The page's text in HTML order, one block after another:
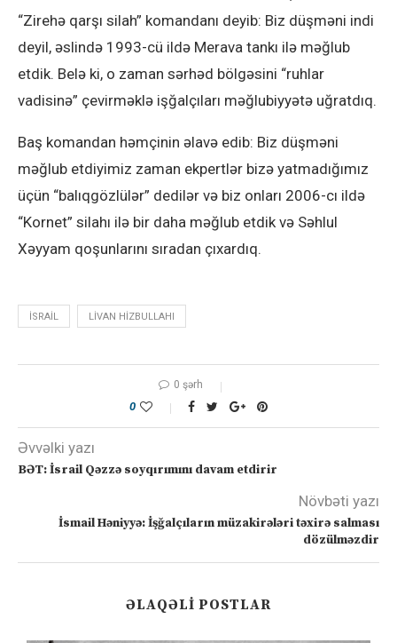
“Zirehə qarşı silah” komandanı deyib: Biz düşməni indi
deyil, əslində 1993-cü ildə Merava tankı ilə məğlub
etdik. Belə ki, o zaman sərhəd bölgəsini “ruhlar
vadisinə” çevirməklə işğalçıları məğlubiyyətə uğratdıq.
Baş komandan həmçinin əlavə edib: Biz düşməni
məğlub etdiyimiz zaman ekpertlər bizə yatmadığımız
üçün “balıqgözlülər” dedilər və biz onları 2006-cı ildə
“Kornet” silahı ilə bir daha məğlub etdik və Səhlul
Xəyyam qoşunlarını sıradan çıxardıq.
ISRAIL LIVAN HIZBULLAHI
0 şərh
0
Əvvəlki yazı
BƏT: İsrail Qəzzə soyqırımını davam etdirir
Növbəti yazı
İsmail Həniyyə: İşğalçıların müzakirələri təxirə salması
dözülməzdir
ƏLAQƏLI POSTLAR